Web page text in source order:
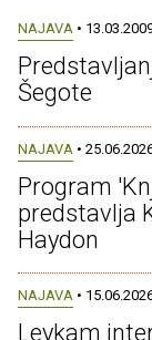
NAJAVA •
Šegote
NAJAVA •
Program
predstavlja
Haydon
NAJAVA •
Leykam